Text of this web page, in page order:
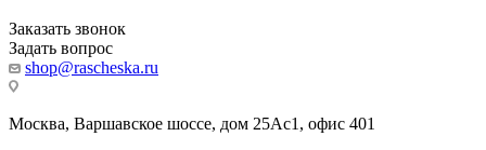
Заказать звонок
Задать вопрос
shop@rascheska.ru
Москва, Варшавское шоссе, дом 25Аc1, офис 401